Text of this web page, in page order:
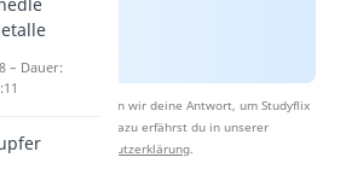
speichern wir deine Antwort, um Studyflix
verbessern. Mehr dazu erfährst du in unserer
Datenschutzerklärung.
– Dauer: